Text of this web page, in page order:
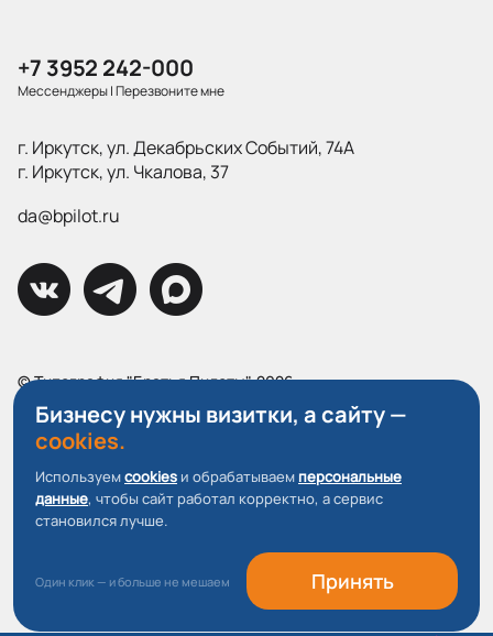
+7 3952 242-000
Мессенджеры|Перезвоните мне
г. Иркутск, ул. Декабрьских Событий, 74А
г. Иркутск, ул. Чкалова, 37
da@bpilot.ru
© Типография "Братья Пилоты", 2026
Все права защищены.
Политика конфиденциальности
Пользовательское соглашение
О файлах Cookie
Бизнесу нужны визитки, а сайту —
cookies.
Используемcookies и обрабатываем персональные
данные, чтобы сайт работал корректно, а сервис
становился лучше.
Один клик — и больше не мешаем Принять